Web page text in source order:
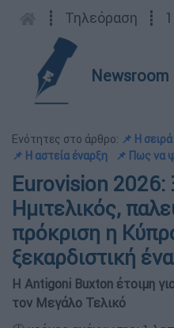
┋ Τηλεόραση ┋
Newsroom
Ενότητες στο άρθρο: 📌 Η
📌 Η αστεία έναρξη
📌 Πως να
Eurovision 2026:
Ημιτελικός,
πρόκριση η
ξεκαρδιστική
Η Antigoni Buxton έτοιμη
τον Μεγάλο Τελικό